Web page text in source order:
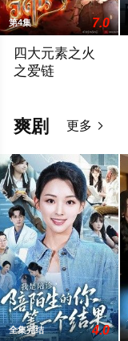
第4集 7.0
四大元素之火
之爱链
爽剧 更多 
全集完结 4.0